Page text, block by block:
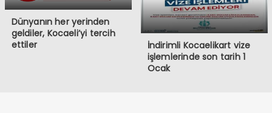
Dünyanın her yerinden
geldiler, Kocaeli’yi tercih
ettiler
İndirimli Kocaelikart vize
işlemlerinde son tarih 1
Ocak